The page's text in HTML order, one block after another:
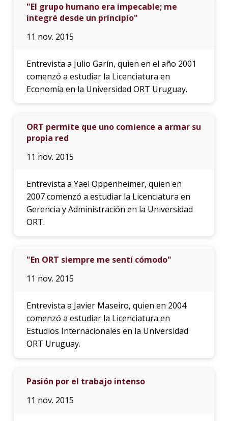
"El grupo humano era impecable; me
integré desde un principio"
11 nov. 2015
Entrevista a Julio Garín, quien en el año 2001
comenzó a estudiar la Licenciatura en
Economía en la Universidad ORT Uruguay.
ORT permite que uno comience a armar su
propia red
11 nov. 2015
Entrevista a Yael Oppenheimer, quien en
2007 comenzó a estudiar la Licenciatura en
Gerencia y Administración en la Universidad
ORT.
"En ORT siempre me sentí cómodo"
11 nov. 2015
Entrevista a Javier Maseiro, quien en 2004
comenzó a estudiar la Licenciatura en
Estudios Internacionales en la Universidad
ORT Uruguay.
Pasión por el trabajo intenso
11 nov. 2015